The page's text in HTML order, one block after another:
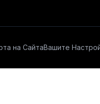
на СайтаВашите